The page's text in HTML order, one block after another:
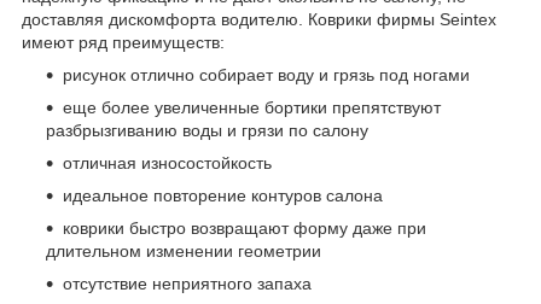
доставляя дискомфорта водителю. Коврики фирмы Seintex
имеют ряд преимуществ:
рисунок отлично собирает воду и грязь под ногами
еще более увеличенные бортики препятствуют
разбрызгиванию воды и грязи по салону
отличная износостойкость
идеальное повторение контуров салона
коврики быстро возвращают форму даже при
длительном изменении геометрии
отсутствие неприятного запаха